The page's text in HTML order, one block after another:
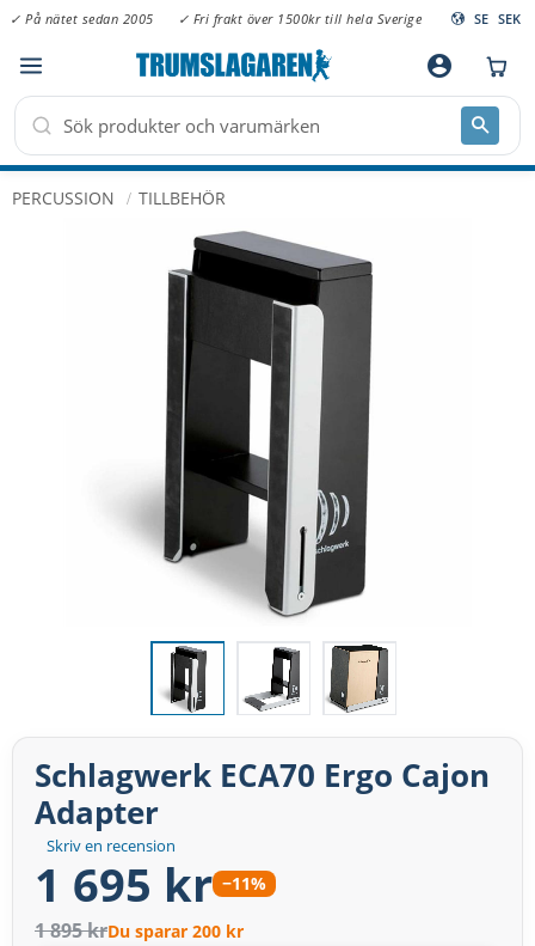
Meny
✓ På nätet sedan 2005 ✓ Fri frakt över 1500kr till hela Sverige SE SEK
account_circle
PERCUSSION TILLBEHÖR
Skriv en recension
Schlagwerk ECA70 Ergo Cajon
Adapter
1 695 kr −11%
1 895 krDu sparar 200 kr